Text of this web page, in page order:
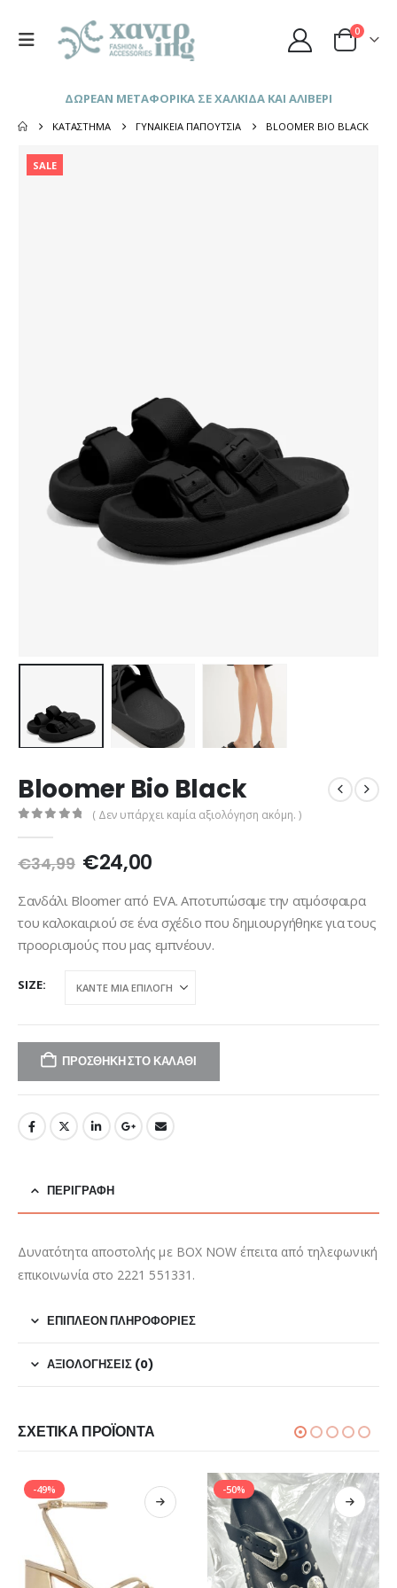
0
ΔΩΡΕΑΝ ΜΕΤΑΦΟΡΙΚΑ ΣΕ ΧΑΛΚΙΔΑ ΚΑΙ ΑΛΙΒΕΡΙ
ΚΑΤΆΣΤΗΜΑ ΓΥΝΑΙΚΕΊΑ ΠΑΠΟΎΤΣΙΑ BLOOMER BIO BLACK
SALE
Bloomer Bio Black
( Δεν υπάρχει καμία αξιολόγηση ακόμη. )
€34,99 Original
was:
€34,99.
€24,00Η
τιμή
είναι:
€24,00.
Σανδάλι Bloomer από EVA. Αποτυπώσαμε την ατμόσφαιρα
του καλοκαιριού σε ένα σχέδιο που δημιουργήθηκε για τους
προορισμούς που μας εμπνέουν.
SIZE
ΠΡΟΣΘΉΚΗ ΣΤΟ ΚΑΛΆΘΙ
ΠΕΡΙΓΡΑΦΉ
Δυνατότητα αποστολής με BOX NOW έπειτα από τηλεφωνική
επικοινωνία στο 2221 551331.
ΕΠΙΠΛΈΟΝ ΠΛΗΡΟΦΟΡΊΕΣ
ΑΞΙΟΛΟΓΉΣΕΙΣ (0)
ΣΧΕΤΙΚΆ ΠΡΟΪΌΝΤΑ
-49% -50%